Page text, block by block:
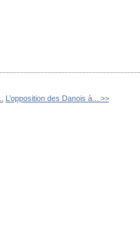
L’opposition des Danois à... >>